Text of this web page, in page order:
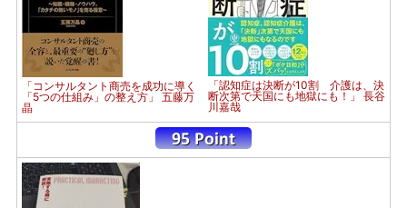
「コンサルタント商売を成功に導く
「5つの仕組み」の整え方」 五藤万
晶
「認知症は決断が10割 介護は、決
断次第で天国にも地獄にも！」 長谷
川嘉哉